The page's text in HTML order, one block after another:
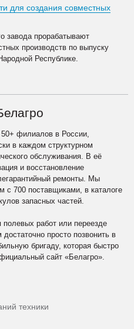
для создания совместных
завода прорабатывают
производств по выпуску
Республике.
филиалов в России,
в каждом структурном
обслуживания. В её
и восстановление
ремонты. Мы
с 700 поставщиками, в каталоге
запасных частей.
работ или переезде
просто позвонить в
бригаду, которая быстро
сайт «Белагро».
техники